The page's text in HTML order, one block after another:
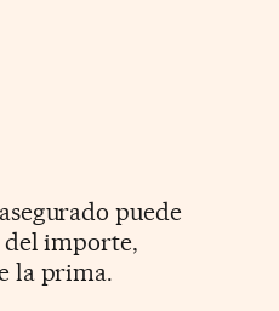
puede
importe,
la prima.